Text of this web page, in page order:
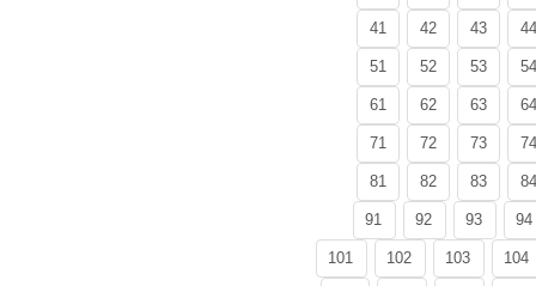
41 42 43 44
51 52 53 54
61 62 63 64
71 72 73 74
81 82 83 84
91 92 93 94
101 102 103 104